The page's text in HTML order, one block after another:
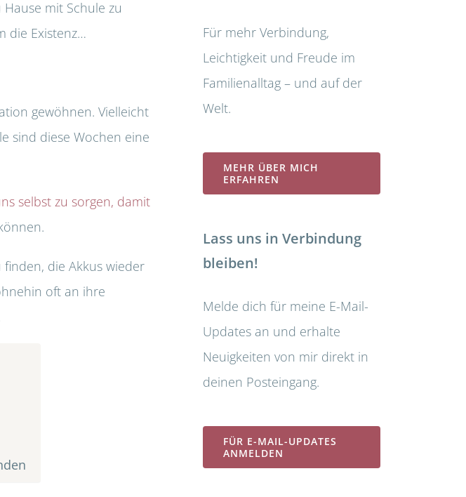
mit Schule zu
die Existenz…
gewöhnen. Vielleicht
sind diese Wochen eine
selbst zu sorgen, damit
die Akkus wieder
oft an ihre
Für mehr Verbindung,
Leichtigkeit und Freude im
Familienalltag – und auf der
Welt.
MEHR ÜBER MICH
ERFAHREN
Lass uns in Verbindung
bleiben!
Melde dich für meine E-Mail-
Updates an und erhalte
Neuigkeiten von mir direkt in
deinen Posteingang.
FÜR E-MAIL-UPDATES
ANMELDEN